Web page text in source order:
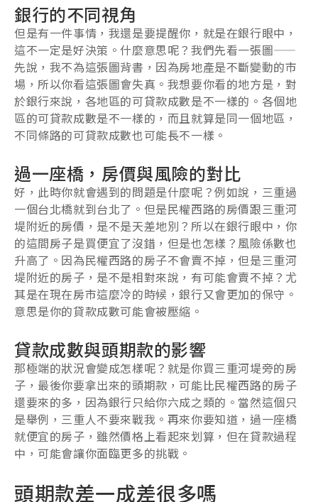
銀行的不同視角
但是有一件事情，我還是要提醒你，就是在銀行眼中，
這不一定是好決策。什麼意思呢？我們先看一張圖——
先說，我不為這張圖背書，因為房地產是不斷變動的市
場，所以你看這張圖會失真。我想要你看的地方是，對
於銀行來說，各地區的可貸款成數是不一樣的。各個地
區的可貸款成數是不一樣的，而且就算是同一個地區，
不同條路的可貸款成數也可能長不一樣。
過一座橋，房價與風險的對比
好，此時你就會遇到的問題是什麼呢？例如說，三重過
一個台北橋就到台北了。但是民權西路的房價跟三重河
堤附近的房價，是不是天差地別？所以在銀行眼中，你
的這間房子是買便宜了沒錯，但是也怎樣？風險係數也
升高了。因為民權西路的房子不會賣不掉，但是三重河
堤附近的房子，是不是相對來說，有可能會賣不掉？尤
其是在現在房市這麼冷的時候，銀行又會更加的保守。
意思是你的貸款成數可能會被壓縮。
貸款成數與頭期款的影響
那極端的狀況會變成怎樣呢？就是你買三重河堤旁的房
子，最後你要拿出來的頭期款，可能比民權西路的房子
還要來的多，因為銀行只給你六成之類的。當然這個只
是舉例，三重人不要來戰我。再來你要知道，過一座橋
就便宜的房子，雖然價格上看起來划算，但在貸款過程
中，可能會讓你面臨更多的挑戰。
頭期款差一成差很多嗎